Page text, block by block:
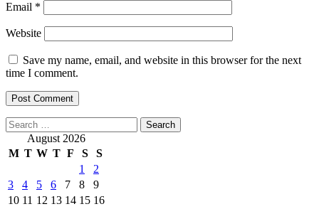
Email *
Website
Save my name, email, and website in this browser for the next
time I comment.
Search
for: August 2026
M T W T F S
S
1
2
3
4 5 6 7 8
9
10 11 12 13 14 15 16